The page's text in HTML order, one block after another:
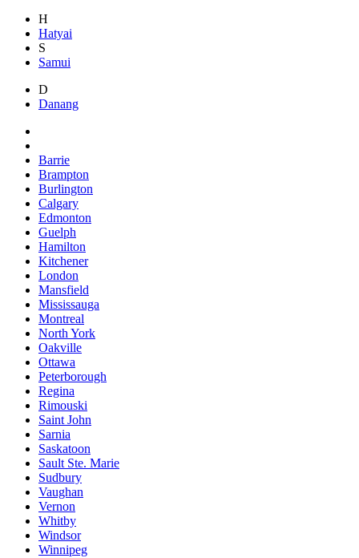
H
Hatyai
S
Samui
D
Danang
Barrie
Brampton
Burlington
Calgary
Edmonton
Guelph
Hamilton
Kitchener
London
Mansfield
Mississauga
Montreal
North York
Oakville
Ottawa
Peterborough
Regina
Rimouski
Saint John
Sarnia
Saskatoon
Sault Ste. Marie
Sudbury
Vaughan
Vernon
Whitby
Windsor
Winnipeg